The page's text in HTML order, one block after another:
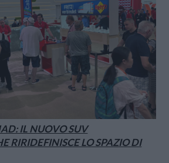
IL NUOVO SUV
RIRIDEFINISCE LO SPAZIO DI